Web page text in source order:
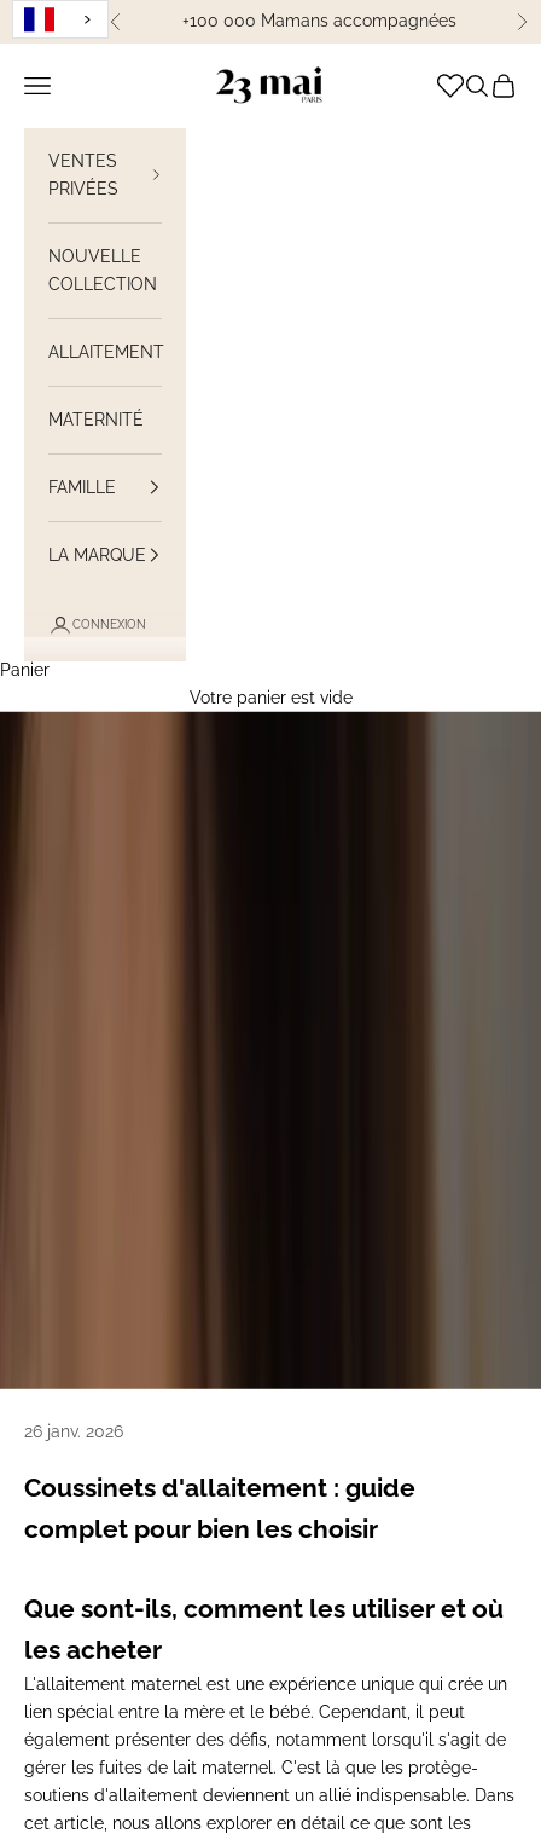
Passer au contenu
Précédent+100 000 Mamans accompagnées
23 Mai Paris
Ouvrir la navigation Ouvrir la
Voir
VENTES
PRIVÉES
NOUVELLE
COLLECTION
ALLAITEMENT
MATERNITÉ
FAMILLE
LA MARQUE
CONNEXION
Panier
Votre panier est vide
26 janv. 2026
Coussinets d'allaitement : guide
complet pour bien les choisir
Que sont-ils, comment les utiliser et où
les acheter
L'allaitement maternel est une expérience unique qui crée un
lien spécial entre la mère et le bébé. Cependant, il peut
également présenter des défis, notamment lorsqu'il s'agit de
gérer les fuites de lait maternel. C'est là que les protège-
soutiens d'allaitement deviennent un allié indispensable. Dans
cet article, nous allons explorer en détail ce que sont les